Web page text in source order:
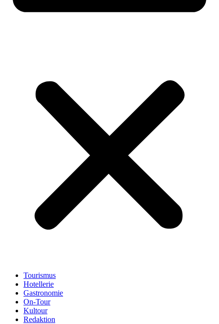
Tourismus
Hotellerie
Gastronomie
On-Tour
Kultour
Redaktion